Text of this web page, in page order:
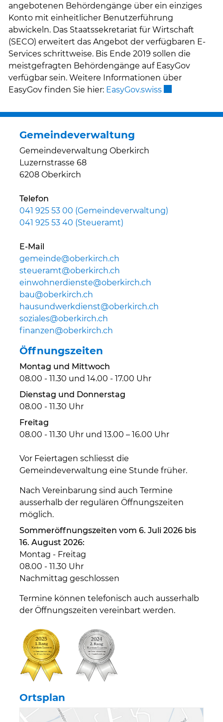
angebotenen Behördengänge über ein einziges
Konto mit einheitlicher Benutzerführung
abwickeln. Das Staatssekretariat für Wirtschaft
(SECO) erweitert das Angebot der verfügbaren E-
Services schrittweise. Bis Ende 2019 sollen die
meistgefragten Behördengänge auf EasyGov
verfügbar sein. Weitere Informationen über
EasyGov finden Sie hier: EasyGov.swissExterner Link
Gemeindeverwaltung
Gemeindeverwaltung Oberkirch
Luzernstrasse 68
6208 Oberkirch
Telefon
041 925 53 00 (Gemeindeverwaltung)
041 925 53 40 (Steueramt)
E-Mail
gemeinde@oberkirch.ch
steueramt@oberkirch.ch
einwohnerdienste@oberkirch.ch
bau@oberkirch.ch
hausundwerkdienst@oberkirch.ch
soziales@oberkirch.ch
finanzen@oberkirch.ch
Öffnungszeiten
Montag und Mittwoch
08.00 - 11.30 und 14.00 - 17.00 Uhr
Dienstag und Donnerstag
08.00 - 11.30 Uhr
Freitag
08.00 - 11.30 Uhr und 13.00 – 16.00 Uhr
Vor Feiertagen schliesst die
Gemeindeverwaltung eine Stunde früher.
Nach Vereinbarung sind auch Termine
ausserhalb der regulären Öffnungszeiten
möglich.
Sommeröffnungszeiten vom 6. Juli 2026 bis
16. August 2026:
Montag - Freitag
08.00 - 11.30 Uhr
Nachmittag geschlossen
Termine können telefonisch auch ausserhalb
der Öffnungszeiten vereinbart werden.
Ortsplan